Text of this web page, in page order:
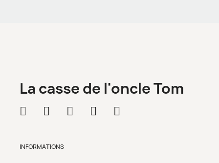
La casse de l'oncle Tom
INFORMATIONS